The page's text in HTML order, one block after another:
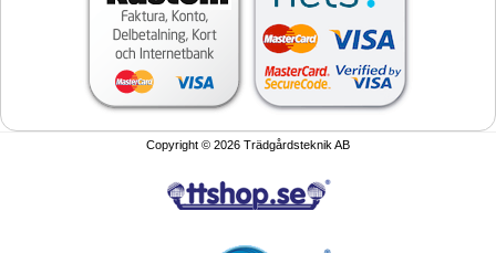
Copyright © 2026 Trädgårdsteknik AB